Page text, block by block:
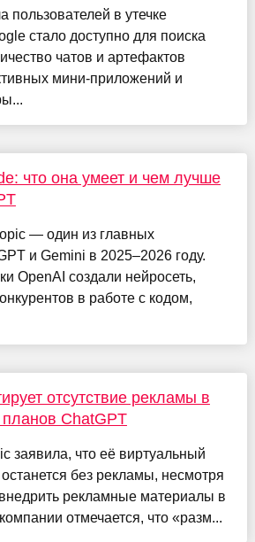
пользователей в утечке
стало доступно для поиска
чатов и артефактов
мини-приложений и
что она умеет и чем лучше
— один из главных
и Gemini в 2025–2026 году.
OpenAI создали нейросеть,
в работе с кодом,
отсутствие рекламы в
ChatGPT
заявила, что её виртуальный
без рекламы, несмотря
рекламные материалы в
отмечается, что «разм...